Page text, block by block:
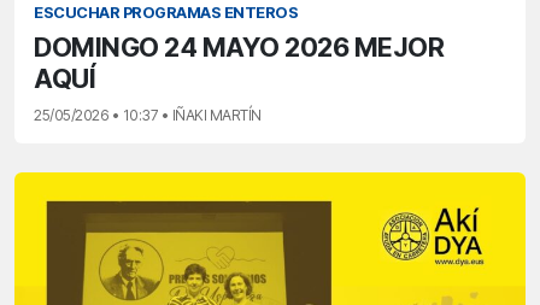
ESCUCHAR PROGRAMAS ENTEROS
DOMINGO 24 MAYO 2026 MEJOR
AQUÍ
25/05/2026 • 10:37 • IÑAKI MARTÍN